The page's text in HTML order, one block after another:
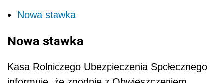
Nowa stawka
Nowa stawka
Kasa Rolniczego Ubezpieczenia Społecznego